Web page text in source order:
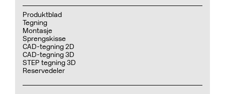
Produktblad
Tegning
Montasje
Sprengskisse
CAD-tegning 2D
CAD-tegning 3D
STEP tegning 3D
Reservedeler